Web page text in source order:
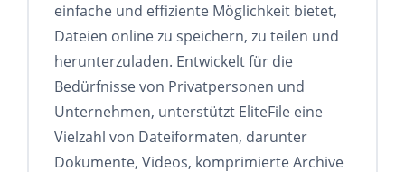
einfache und effiziente Möglichkeit bietet,
Dateien online zu speichern, zu teilen und
herunterzuladen. Entwickelt für die
Bedürfnisse von Privatpersonen und
Unternehmen, unterstützt EliteFile eine
Vielzahl von Dateiformaten, darunter
Dokumente, Videos, komprimierte Archive